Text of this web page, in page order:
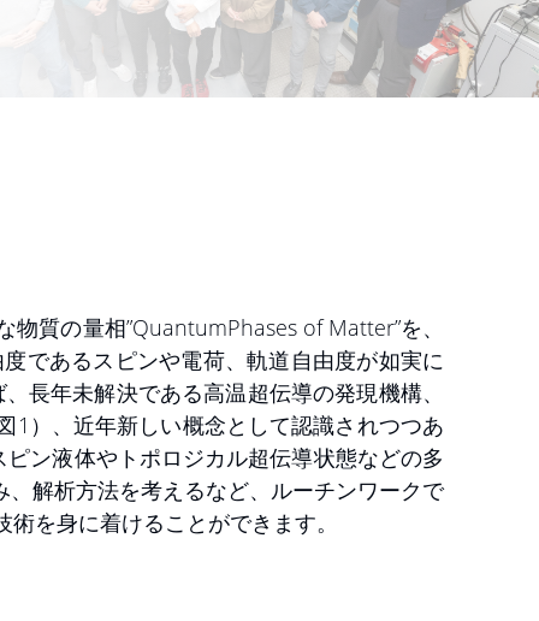
質の量相”QuantumPhases of Matter”を、
であるスピンや電荷、軌道自由度が如実に
長年未解決である高温超伝導の発現機構、
1）、近年新しい概念として認識されつつあ
ン液体やトポロジカル超伝導状態などの多
解析方法を考えるなど、ルーチンワークで
を身に着けることができます。